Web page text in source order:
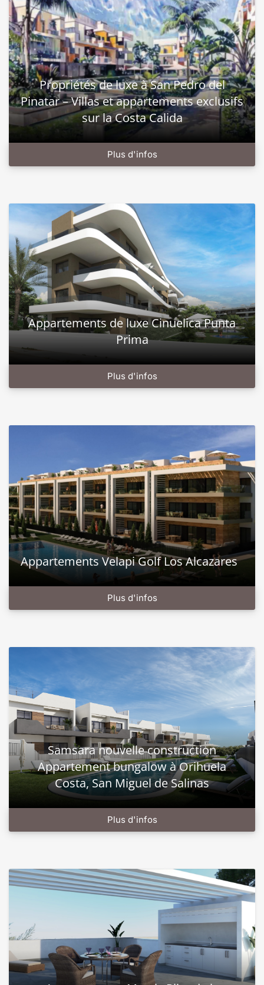
Propriétés de luxe à San Pedro del
Pinatar – Villas et appartements exclusifs
sur la Costa Calida
Plus d'infos
Appartements de luxe Cinuelica Punta
Prima
Plus d'infos
Appartements Velapi Golf Los Alcazares
Plus d'infos
Samsara nouvelle construction
Appartement bungalow à Orihuela
Costa, San Miguel de Salinas
Plus d'infos